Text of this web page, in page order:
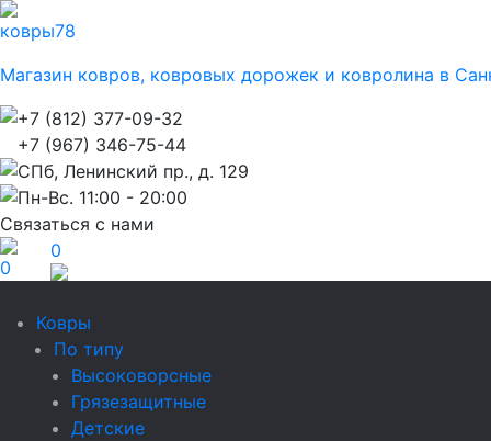
ковры78
Магазин ковров, ковровых дорожек и ковролина в
+7 (812) 377-09-32
+7 (967) 346-75-44
СПб, Ленинский пр., д. 129
Пн-Вс. 11:00 - 20:00
Связаться с нами
0
0
Ковры
По типу
Высоковорсные
Грязезащитные
Детские